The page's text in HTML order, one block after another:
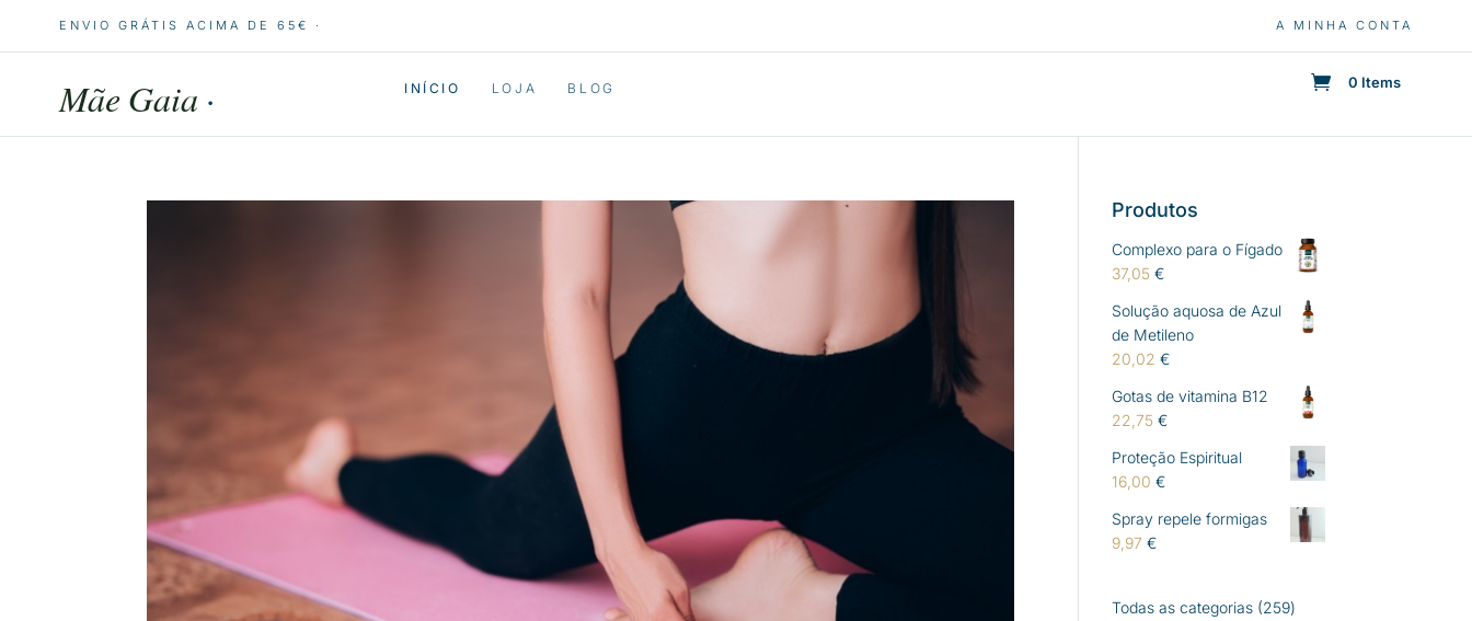
ENVIO GRÁTIS ACIMA DE 65€ · A MINHA CONTA
Mãe Gaia · INÍCIO LOJA BLOG 0 Items
Produtos
Complexo para o Fígado
37,05€
Solução aquosa de Azul
de Metileno
20,02€
Gotas de vitamina B12
22,75€
Proteção Espiritual
16,00€
Spray repele formigas
9,97€
Todas as categorias 259259